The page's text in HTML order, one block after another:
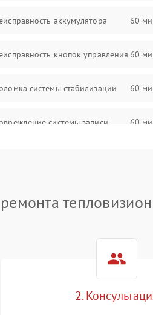
аккумулятора 60
кнопок управления 60
системы стабилизации 60
системы записи 60
отключения
2.